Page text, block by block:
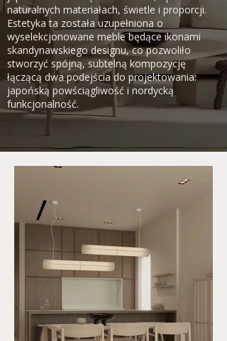
naturalnych materiałach, świetle i proporcji.
Estetyka ta została uzupełniona o
wyselekcjonowane meble będące ikonami
skandynawskiego designu, co pozwoliło
stworzyć spójną, subtelną kompozycję
łączącą dwa podejścia do projektowania:
japońską powściągliwość i nordycką
funkcjonalność.